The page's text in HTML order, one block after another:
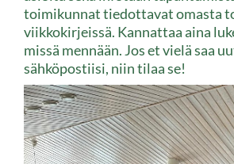
toimikunnat tiedottavat omasta
viikkokirjeissä. Kannattaa aina
missä mennään. Jos et vielä saa
sähköpostiisi, niin tilaa se!